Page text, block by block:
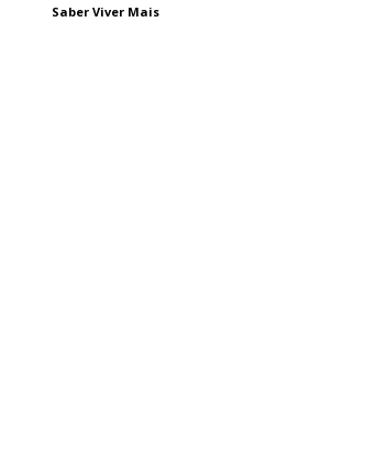
Saber Viver Mais